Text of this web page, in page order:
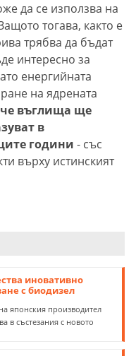
да се използва на
тогава, както е
трябва да бъдат
интересно за
енергийната
на ядрената
въглища ще
в
години - със
върху истинският
иновативно
с биодизел
японския производител
в състезания с новото